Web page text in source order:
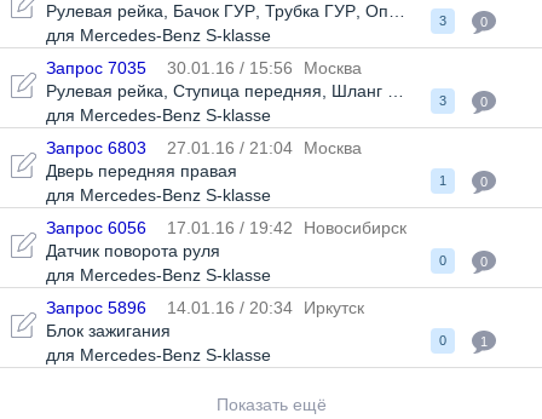
Рулевая рейка
Бачок ГУР Трубка ГУР Опора задней балки
для Mercedes-Benz S-klasse
3 0
Запрос 7035 30.01.16 / 15:56
Москва
Рулевая рейка Ступица передняя Шланг ГУР
Опора
для Mercedes-Benz S-klasse
3 0
Запрос 6803 27.01.16 / 21:04
Москва
Дверь передняя правая
для Mercedes-Benz S-klasse
1 0
Запрос 6056 17.01.16 / 19:42
Новосибирск
Датчик поворота руля
для Mercedes-Benz S-klasse
0 0
Запрос 5896 14.01.16 / 20:34
Иркутск
Блок зажигания
для Mercedes-Benz S-klasse
0 1
Показать ещё